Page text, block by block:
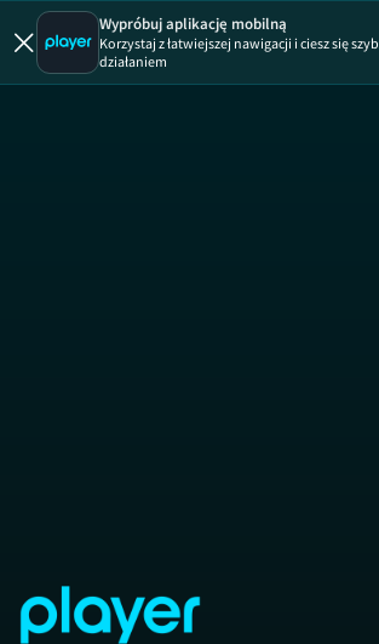
Łapu
Wypróbuj aplikację mobilną
Korzystaj z łatwiejszej nawigacji i ciesz się
działaniem